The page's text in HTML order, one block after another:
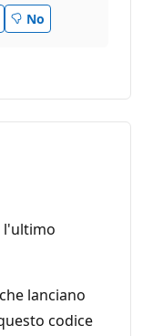
No
l'ultimo
lanciano
codice